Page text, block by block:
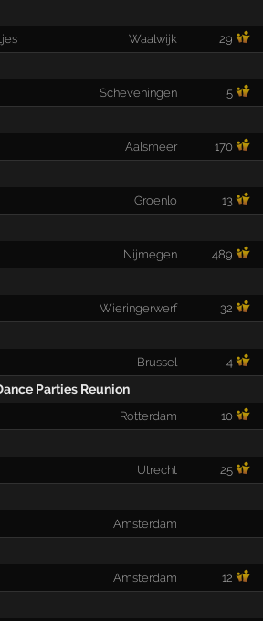
Waalwijk 29
Scheveningen 5
Aalsmeer 170
Groenlo 13
Nijmegen 489
Wieringerwerf 32
Brussel 4
Parties Reunion
Rotterdam 10
Utrecht 25
Amsterdam
Amsterdam 12